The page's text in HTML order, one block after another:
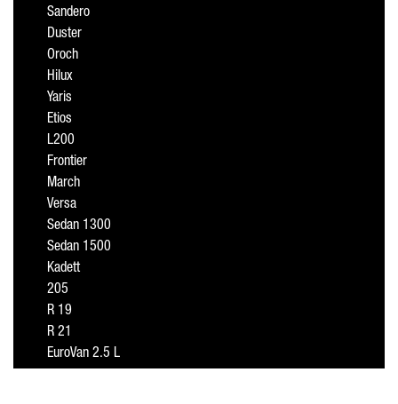
Sandero
Duster
Oroch
Hilux
Yaris
Etios
L200
Frontier
March
Versa
Sedan 1300
Sedan 1500
Kadett
205
R 19
R 21
EuroVan 2.5 L